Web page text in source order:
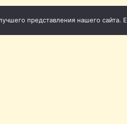
представления нашего сайта.